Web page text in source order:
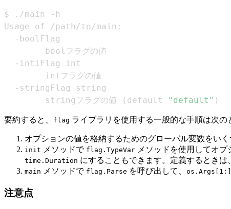
        stringフラグの値
( default "default" )
要約すると、 flag ライブラリを使用する一般的な手順は次の
オプションの値を格納するためのグローバル変数をい
init メソッドで flag.TypeVar メソッドを使用してオプ
time.Duration にすることもできます。定義するとき
main メソッドで flag.Parse を呼び出して、 os.Args[1:]
注意点